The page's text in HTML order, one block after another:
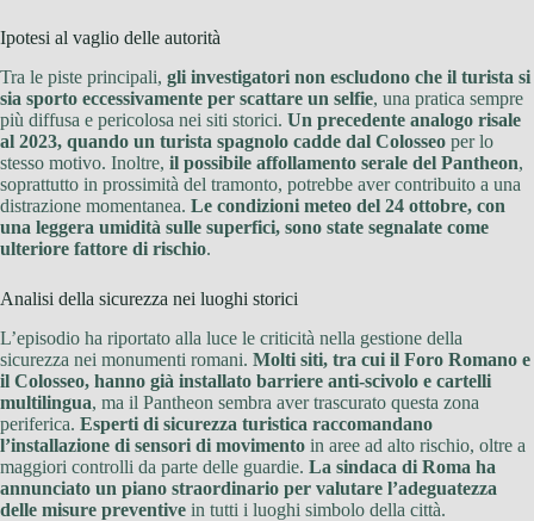
Ipotesi al vaglio delle autorità
Tra le piste principali, gli investigatori non escludono che il turista si
sia sporto eccessivamente per scattare un selfie, una pratica sempre
più diffusa e pericolosa nei siti storici. Un precedente analogo risale
al 2023, quando un turista spagnolo cadde dal Colosseo per lo
stesso motivo. Inoltre, il possibile affollamento serale del Pantheon,
soprattutto in prossimità del tramonto, potrebbe aver contribuito a una
distrazione momentanea. Le condizioni meteo del 24 ottobre, con
una leggera umidità sulle superfici, sono state segnalate come
ulteriore fattore di rischio.
Analisi della sicurezza nei luoghi storici
L’episodio ha riportato alla luce le criticità nella gestione della
sicurezza nei monumenti romani. Molti siti, tra cui il Foro Romano e
il Colosseo, hanno già installato barriere anti-scivolo e cartelli
multilingua, ma il Pantheon sembra aver trascurato questa zona
periferica. Esperti di sicurezza turistica raccomandano
l’installazione di sensori di movimento in aree ad alto rischio, oltre a
maggiori controlli da parte delle guardie. La sindaca di Roma ha
annunciato un piano straordinario per valutare l’adeguatezza
delle misure preventive in tutti i luoghi simbolo della città.